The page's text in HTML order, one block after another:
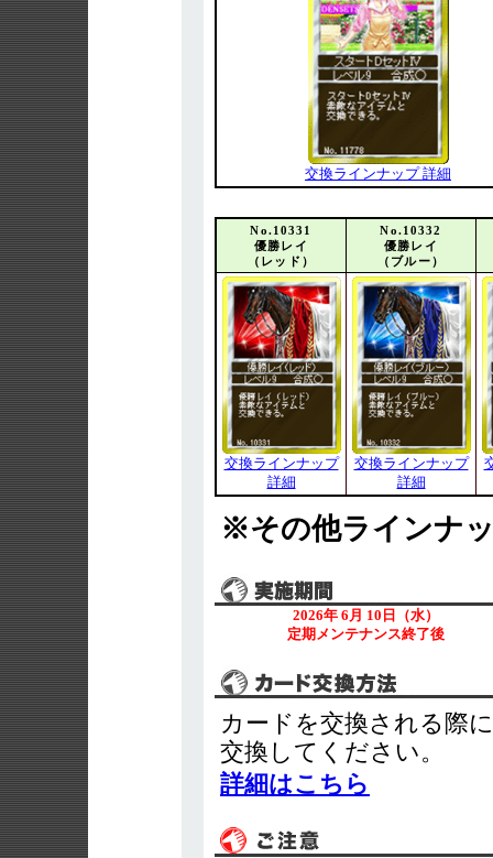
交換ラインナップ 詳細
No.10331
優勝レイ
（レッド）
No.10332
優勝レイ
（ブルー）
交換ラインナップ
詳細
交換ラインナップ
詳細
※その他ラインナ
2026年 6月 10日（水）
定期メンテナンス終了後
カードを交換される際
交換してください。
詳細はこちら